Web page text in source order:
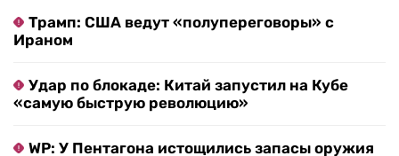
Трамп: США ведут «полупереговоры» с
Ираном
Удар по блокаде: Китай запустил на Кубе
«самую быструю революцию»
WP: У Пентагона истощились запасы оружия